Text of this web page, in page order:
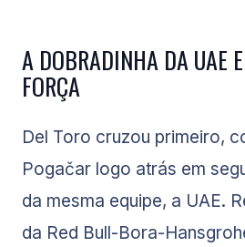
A DOBRADINHA DA UAE
FORÇA
Del Toro cruzou primeiro,
Pogačar logo atrás em
da mesma equipe, a UAE.
da Red Bull-Bora-